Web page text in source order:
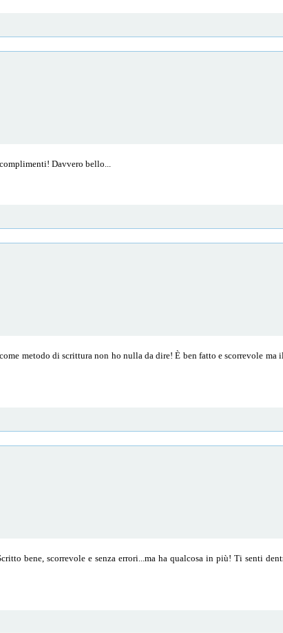
Davvero bello...
metodo di scrittura non ho nulla da dire! È ben fatto e scorrevole ma
bene, scorrevole e senza errori...ma ha qualcosa in più! Ti senti